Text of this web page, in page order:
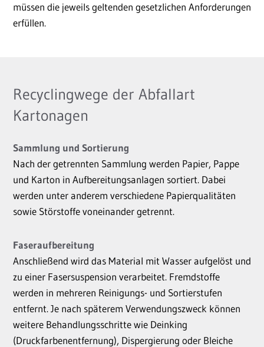
müssen die jeweils geltenden gesetzlichen Anforderungen
erfüllen.
Recyclingwege der Abfallart
Kartonagen
Sammlung und Sortierung
Nach der getrennten Sammlung werden Papier, Pappe
und Karton in Aufbereitungsanlagen sortiert. Dabei
werden unter anderem verschiedene Papierqualitäten
sowie Störstoffe voneinander getrennt.
Faseraufbereitung
Anschließend wird das Material mit Wasser aufgelöst und
zu einer Fasersuspension verarbeitet. Fremdstoffe
werden in mehreren Reinigungs- und Sortierstufen
entfernt. Je nach späterem Verwendungszweck können
weitere Behandlungsschritte wie Deinking
(Druckfarbenentfernung), Dispergierung oder Bleiche